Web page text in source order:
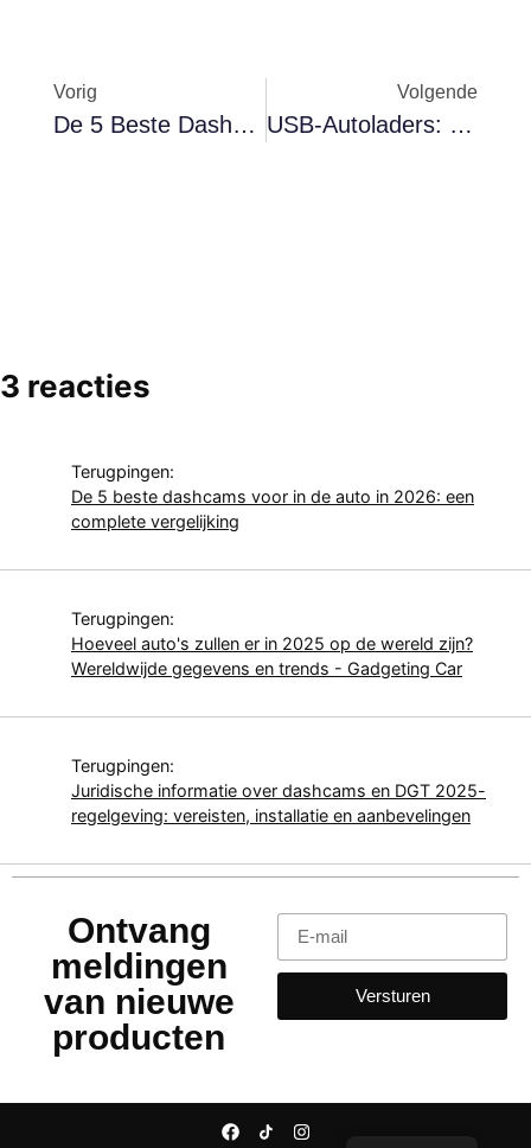
Vorig
De 5 Beste Dashcams Voor In Je Auto (update 2026)
Volgende
USB-Autoladers: Welke Is Het Beste Voor Jou In 2025?
3 reacties
Terugpingen:
De 5 beste dashcams voor in de auto in 2026: een
complete vergelijking
Terugpingen:
Hoeveel auto's zullen er in 2025 op de wereld zijn?
Wereldwijde gegevens en trends - Gadgeting Car
Terugpingen:
Juridische informatie over dashcams en DGT 2025-
regelgeving: vereisten, installatie en aanbevelingen
Ontvang
meldingen
van nieuwe
producten
Versturen